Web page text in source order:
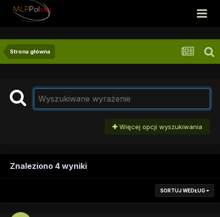
Strona główna
Więcej opcji wyszukiwania
Znaleziono 4 wyniki
SORTUJ WEDŁUG